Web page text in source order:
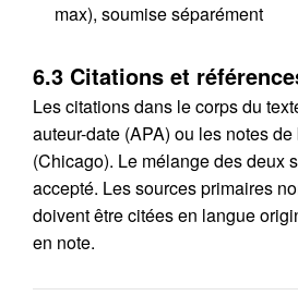
max), soumise séparément
6.3 Citations et
Les citations dans le corps du
auteur-date (APA) ou les notes
(Chicago). Le mélange des deux
accepté. Les sources primaires
doivent être citées en langue
en note.